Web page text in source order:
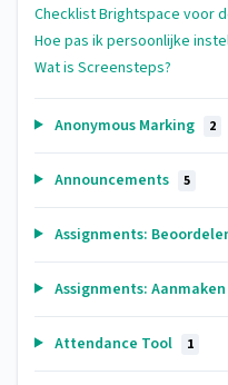
Checklist Brightspace voor
Hoe pas ik persoonlijke
Wat is Screensteps?
Anonymous Marking 2
Announcements 5
Assignments:
Assignments:
Attendance Tool 1